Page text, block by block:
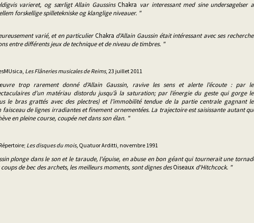
varieret, og særligt Allain GaussinsChakra var interessant med sine undersøgelser
forskellige spilletekniske og klanglige niveauer. "
varié, et en particulierChakra d'Allain Gaussin était intéressant avec ses
entre différents jeux de technique et de niveau de timbres. "
Les Flâneries musicales de Reims, 23 juillet 2011
trop rarement donné d'Allain Gaussin, ravive les sens et alerte l’écoute : par
d’un matériau distordu jusqu’à la saturation; par l’énergie du geste qui gorge
le bras grattés avec des plectres) et l’immobilité tendue de la partie centrale gagnant
faisceau de lignes irradiantes et finement ornementées. La trajectoire est saisissante autant
en pleine course, coupée net dans son élan. "
Les disques du mois, Quatuor Arditti, novembre 1991
plonge dans le son et le taraude, l'épuise, en abuse en bon géant qui tournerait une
de bec des archets, les meilleurs moments, sont dignes desOiseaux d'Hitchcock. "